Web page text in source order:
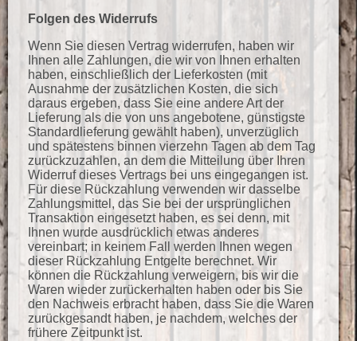
Folgen des Widerrufs
Wenn Sie diesen Vertrag widerrufen, haben wir
Ihnen alle Zahlungen, die wir von Ihnen erhalten
haben, einschließlich der Lieferkosten (mit
Ausnahme der zusätzlichen Kosten, die sich
daraus ergeben, dass Sie eine andere Art der
Lieferung als die von uns angebotene, günstigste
Standardlieferung gewählt haben), unverzüglich
und spätestens binnen vierzehn Tagen ab dem Tag
zurückzuzahlen, an dem die Mitteilung über Ihren
Widerruf dieses Vertrags bei uns eingegangen ist.
Für diese Rückzahlung verwenden wir dasselbe
Zahlungsmittel, das Sie bei der ursprünglichen
Transaktion eingesetzt haben, es sei denn, mit
Ihnen wurde ausdrücklich etwas anderes
vereinbart; in keinem Fall werden Ihnen wegen
dieser Rückzahlung Entgelte berechnet. Wir
können die Rückzahlung verweigern, bis wir die
Waren wieder zurückerhalten haben oder bis Sie
den Nachweis erbracht haben, dass Sie die Waren
zurückgesandt haben, je nachdem, welches der
frühere Zeitpunkt ist.